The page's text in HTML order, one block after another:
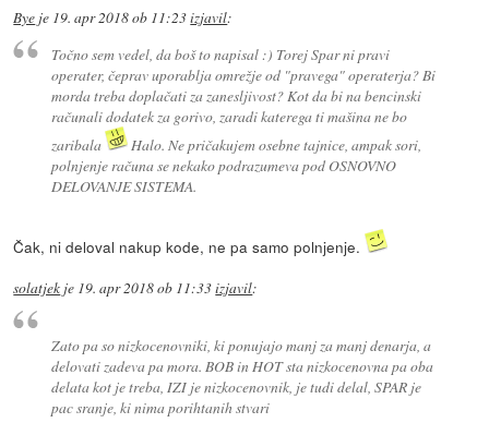
Bye je 19. apr 2018 ob 11:23izjavil:
Točno sem vedel, da boš to napisal :) Torej Spar ni pravi
operater, čeprav uporablja omrežje od "pravega" operaterja? Bi
morda treba doplačati za zanesljivost? Kot da bi na bencinski
računali dodatek za gorivo, zaradi katerega ti mašina ne bo
zaribala
Halo. Ne pričakujem osebne tajnice, ampak sori,
polnjenje računa se nekako podrazumeva pod OSNOVNO
DELOVANJE SISTEMA.
Čak, ni deloval nakup kode, ne pa samo polnjenje.
solatjek je 19. apr 2018 ob 11:33izjavil:
Zato pa so nizkocenovniki, ki ponujajo manj za manj denarja, a
delovati zadeva pa mora. BOB in HOT sta nizkocenovna pa oba
delata kot je treba, IZI je nizkocenovnik, je tudi delal, SPAR je
pac sranje, ki nima porihtanih stvari